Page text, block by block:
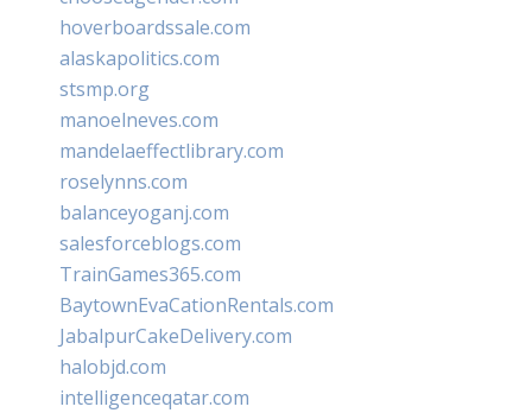
hoverboardssale.com
alaskapolitics.com
stsmp.org
manoelneves.com
mandelaeffectlibrary.com
roselynns.com
balanceyoganj.com
salesforceblogs.com
TrainGames365.com
BaytownEvaCationRentals.com
JabalpurCakeDelivery.com
halobjd.com
intelligenceqatar.com